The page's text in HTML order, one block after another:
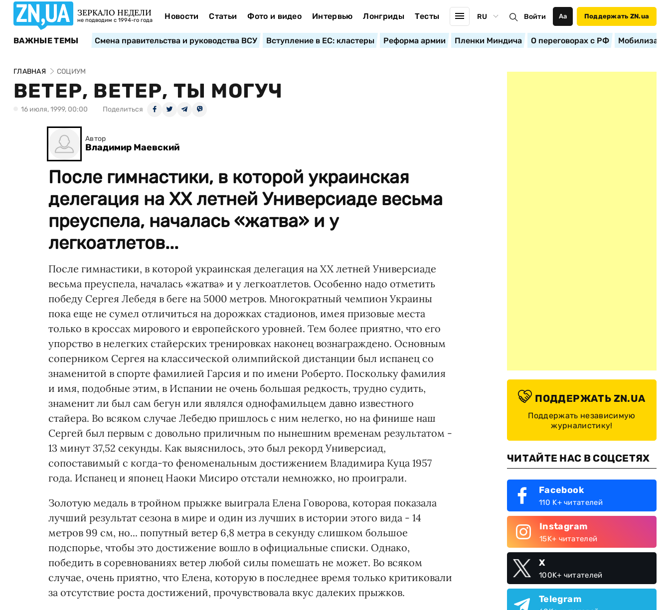
ЗЕРКАЛО НЕДЕЛИ
не подводим с 1994-го года Новости Статьи Фото и видео Интервью Лонгриды Тесты RU Войти Аа Поддержать ZN.ua
ВАЖНЫЕ ТЕМЫ Смена правительства и руководства ВСУ Вступление в ЕС: кластеры Реформа армии Пленки Миндича О переговорах с РФ
ГЛАВНАЯ СОЦИУМ
ВЕТЕР, ВЕТЕР, ТЫ МОГУЧ
16 июля, 1999, 00:00 Поделиться
Автор
Владимир Маевский
После гимнастики, в которой украинская
делегация на XX летней Универсиаде весьма
преуспела, началась «жатва» и у
легкоатлетов...
После гимнастики, в которой украинская делегация на XX летней Универсиаде
весьма преуспела, началась «жатва» и у легкоатлетов. Особенно надо отметить
победу Сергея Лебедя в беге на 5000 метров. Многократный чемпион Украины
пока еще не сумел отличиться на дорожках стадионов, имея призовые места
только в кроссах мирового и европейского уровней. Тем более приятно, что его
упорство в нелегких стайерских тренировках наконец вознаграждено. Основным
соперником Сергея на классической олимпийской дистанции был испанец со
знаменитой в спорте фамилией Гарсия и по имени Роберто. Поскольку фамилия
и имя, подобные этим, в Испании не очень большая редкость, трудно судить,
знаменит ли был сам бегун или являлся однофамильцем давно известного
стайера. Во всяком случае Лебедю пришлось с ним нелегко, но на финише наш
Сергей был первым с довольно приличным по нынешним временам результатом -
13 минут 37,52 секунды. Как выяснилось, это был рекорд Универсиад,
сопоставимый с когда-то феноменальным достижением Владимира Куца 1957
года. Испанец и японец Наоки Мисиро отстали немножко, но проиграли.
Золотую медаль в тройном прыжке выиграла Елена Говорова, которая показала
лучший результат сезона в мире и один из лучших в истории этого вида - 14
метров 99 см, но... попутный ветер 6,8 метра в секунду слишком большое
подспорье, чтобы это достижение вошло в официальные списки. Однако,
победить в соревнованиях ветер любой силы помешать не может. Во всяком
случае, очень приятно, что Елена, которую в последнее время только критиковали
за отсутствие роста достижений, прочувствовала вкус далеких прыжков.
ПОДДЕРЖАТЬ ZN.UA
Поддержать независимую
журналистику!
ЧИТАЙТЕ НАС В СОЦСЕТЯХ
Facebook
110 K+ читателей
Instagram
15K+ читателей
X
100K+ читателей
Telegram